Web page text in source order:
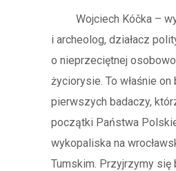
Wojciech Kóčka –
i archeolog, działacz
o nieprzeciętnej
życiorysie. To właśnie on
pierwszych badaczy,
początki Państwa
wykopaliska na
Tumskim. Przyjrzymy się